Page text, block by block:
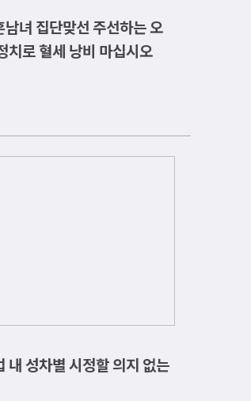
녀 집단맞선 주선하는 오
치로 혈세 낭비 마십시오
내 성차별 시정할 의지 없는